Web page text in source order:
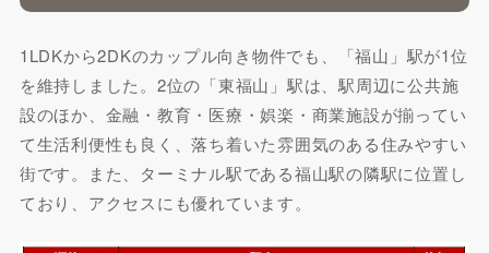
1LDKから2DKのカップル向き物件でも、「福山」駅が1位
を維持しました。2位の「東福山」駅は、駅周辺に公共施
設のほか、金融・教育・医療・娯楽・商業施設が揃ってい
て生活利便性も良く、落ち着いた雰囲気のある住みやすい
街です。また、ターミナル駅である福山駅の隣駅に位置し
ており、アクセスにも優れています。